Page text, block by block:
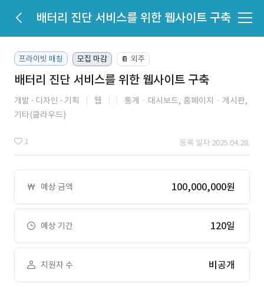
배터리 진단 서비스를 위한 웹사이트 구축
프라이빗 매칭 모집 마감 📔 외주
배터리 진단 서비스를 위한 웹사이트 구축
개발 디자인 기획 웹 통계ㆍ대시보드, 홈페이지ㆍ게시판,
기타(클라우드)
1 등록 일자 2025.04.28.
예상 금액 100,000,000원
예상 기간 120일
지원자 수 비공개